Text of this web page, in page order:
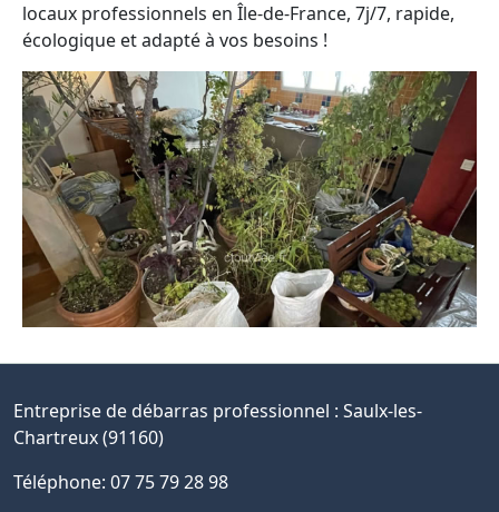
locaux professionnels en Île-de-France, 7j/7, rapide,
écologique et adapté à vos besoins !
Entreprise de débarras professionnel : Saulx-les-
Chartreux (91160)
Téléphone: 07 75 79 28 98